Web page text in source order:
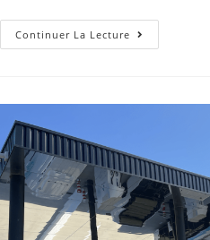
Continuer La Lecture